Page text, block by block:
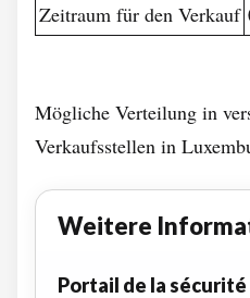
Zeitraum für den Verkauf
Mögliche Verteilung in
Verkaufsstellen in
Weitere
Portail de la